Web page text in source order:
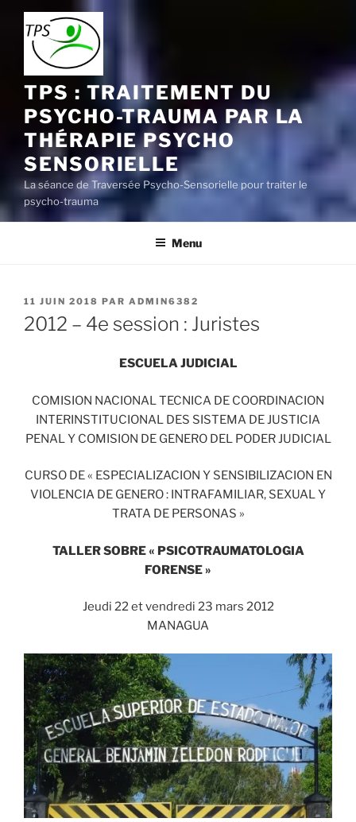
Aller
contenu
principal
TPS : TRAITEMENT DU
PSYCHO-TRAUMA PAR LA
THÉRAPIE PSYCHO
SENSORIELLE
La séance de Traversée Psycho-Sensorielle pour traiter le
psycho-trauma
Menu
PUBLIÉ
LE
11 JUIN 2018 PAR ADMIN6382
2012 – 4e session : Juristes
ESCUELA JUDICIAL
COMISION NACIONAL TECNICA DE COORDINACION
INTERINSTITUCIONAL DES SISTEMA DE JUSTICIA
PENAL Y COMISION DE GENERO DEL PODER JUDICIAL
CURSO DE « ESPECIALIZACION Y SENSIBILIZACION EN
VIOLENCIA DE GENERO : INTRAFAMILIAR, SEXUAL Y
TRATA DE PERSONAS »
TALLER SOBRE « PSICOTRAUMATOLOGIA
FORENSE »
Jeudi 22 et vendredi 23 mars 2012
MANAGUA